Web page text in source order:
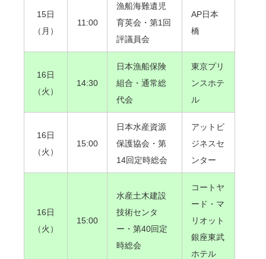
15日
（月）
11:00
漁船海難遺児
育英会・第1回
評議員会
AP日本
橋
16日
（火）
14:30
日本漁船保険
組合・通常総
代会
東京プリ
ンスホテ
ル
16日
（火）
15:00
日本水産資源
保護協会・第
14回定時総会
アットビ
ジネスセ
ンター
16日
（火）
15:00
水産土木建設
技術センタ
ー・第40回定
時総会
コートヤ
ード・マ
リオット
銀座東武
ホテル